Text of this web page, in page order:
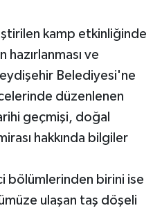
kamp etkinliğinde
hazırlanması ve
Belediyesi'ne
düzenlenen
geçmişi, doğal
hakkında bilgiler
bölümlerinden birini ise
ulaşan taş döşeli